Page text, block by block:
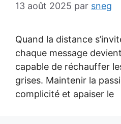
13 août 2025 par sneg
Quand la distance
chaque message
capable de réchauffer
grises. Maintenir la
complicité et apaiser le